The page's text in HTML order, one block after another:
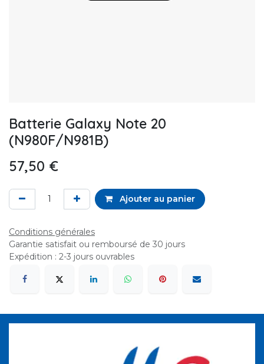
Batterie Galaxy Note 20
(N980F/N981B)
57,50 €
Ajouter au panier
Conditions générales
Garantie satisfait ou remboursé de 30 jours
Expédition : 2-3 jours ouvrables